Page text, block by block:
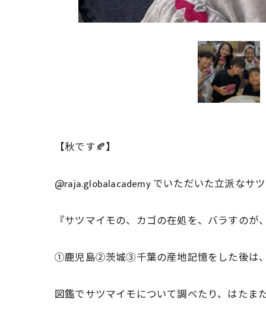
【秋です🍂】
@raja.globalacademy でいただいた立派なサ
『サツマイモの、カゴの在処を、バラすの
①鹿児島②茨城③千葉の産地記憶をした後は
図鑑でサツマイモについて調べたり、はたま